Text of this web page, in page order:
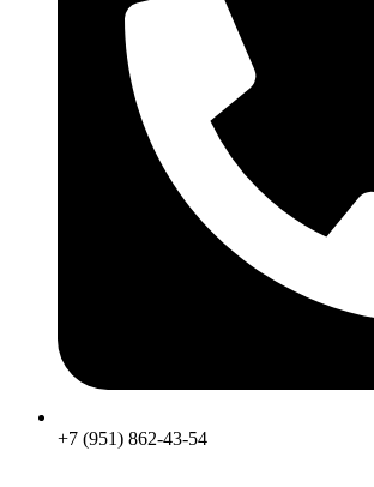
+7 (951) 862-43-54